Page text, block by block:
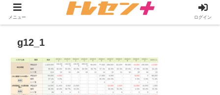
g12_1
メニュー ログイン